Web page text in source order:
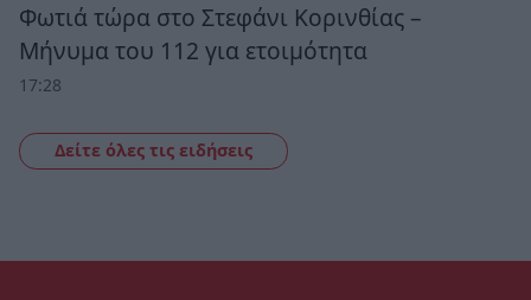
Φωτιά τώρα στο Στεφάνι Κορινθίας –
Μήνυμα του 112 για ετοιμότητα
17:28
Δείτε όλες τις ειδήσεις